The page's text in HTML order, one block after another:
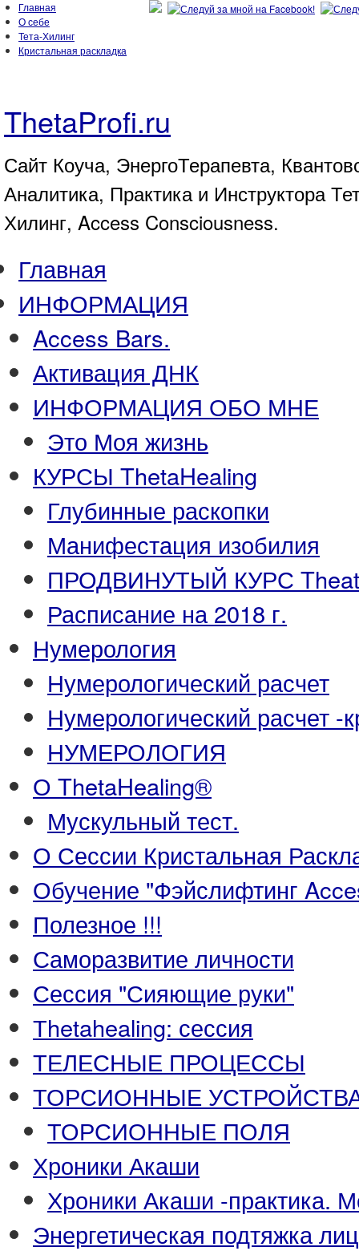
Главная
О себе
Тета-Хилинг
Кристальная раскладка
ThetaProfi.ru
Сайт Коуча, ЭнергоТерапевта,
Аналитика, Практика и Инструктора
Хилинг, Access Consciousness.
Главная
ИНФОРМАЦИЯ
Access Bars.
Активация ДНК
ИНФОРМАЦИЯ ОБО МНЕ
Это Моя жизнь
КУРСЫ ThetaHealing
Глубинные раскопки
Манифестация изобилия
ПРОДВИНУТЫЙ КУРС
Расписание на 2018 г.
Нумерология
Нумерологический расчет
Нумерологический расчет -
НУМЕРОЛОГИЯ
О ThetaHealing®
Мускульный тест.
О Сессии Кристальная
Обучение "Фэйслифтинг
Полезное !!!
Саморазвитие личности
Сессия "Сияющие руки"
Тhetahealing: сессия
ТЕЛЕСНЫЕ ПРОЦЕССЫ
ТОРСИОННЫЕ УСТРОЙСТВА-
ТОРСИОННЫЕ ПОЛЯ
Хроники Акаши
Хроники Акаши -практика.
Энергетическая подтяжка